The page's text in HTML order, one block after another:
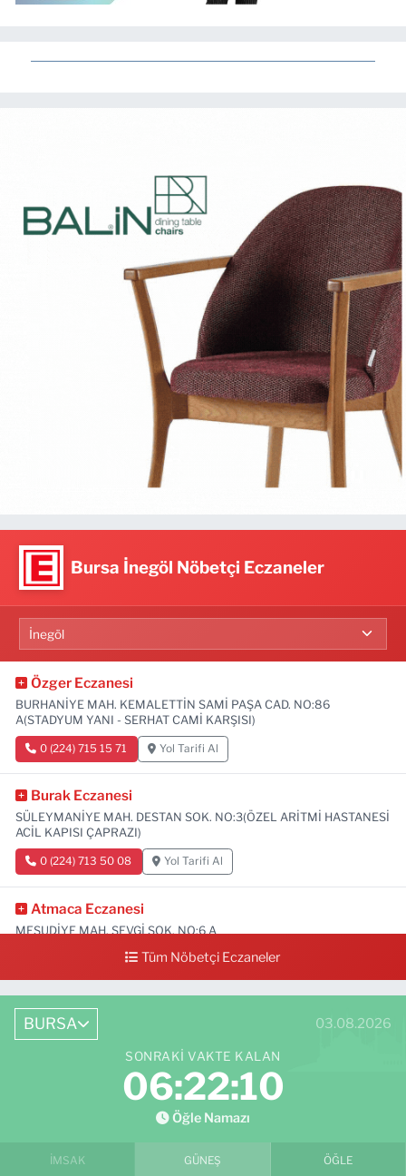
Bursa İnegöl Nöbetçi Eczaneler
Özger Eczanesi
BURHANİYE MAH. KEMALETTİN SAMİ PAŞA CAD. NO:86
A(STADYUM YANI - SERHAT CAMİ KARŞISI)
0 (224) 715 15 71 Yol Tarifi Al
Burak Eczanesi
SÜLEYMANİYE MAH. DESTAN SOK. NO:3(ÖZEL ARİTMİ HASTANESİ
ACİL KAPISI ÇAPRAZI)
0 (224) 713 50 08 Yol Tarifi Al
Atmaca Eczanesi
MESUDİYE MAH. SEVGİ SOK. NO:6 A
0 (224) 711 04 24 Yol Tarifi Al
Tüm Nöbetçi Eczaneler
BURSA 03.08.2026
SONRAKI VAKTE KALAN
06:22:09
Öğle Namazı
İMSAK GÜNEŞ ÖĞLE